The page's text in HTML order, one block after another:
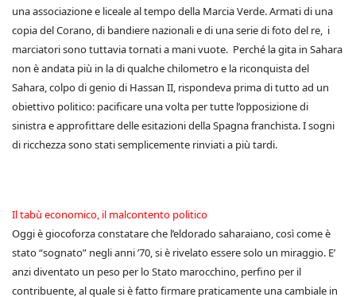
una associazione e liceale al tempo della Marcia Verde. Armati di una
copia del Corano, di bandiere nazionali e di una serie di foto del re, i
marciatori sono tuttavia tornati a mani vuote. Perché la gita in Sahara
non è andata più in la di qualche chilometro e la riconquista del
Sahara, colpo di genio di Hassan II, rispondeva prima di tutto ad un
obiettivo politico: pacificare una volta per tutte l’opposizione di
sinistra e approfittare delle esitazioni della Spagna franchista. I sogni
di ricchezza sono stati semplicemente rinviati a più tardi.
Il tabù economico, il malcontento politico
Oggi è giocoforza constatare che l’eldorado saharaiano, così come è
stato “sognato” negli anni ’70, si è rivelato essere solo un miraggio. E’
anzi diventato un peso per lo Stato marocchino, perfino per il
contribuente, al quale si è fatto firmare praticamente una cambiale in